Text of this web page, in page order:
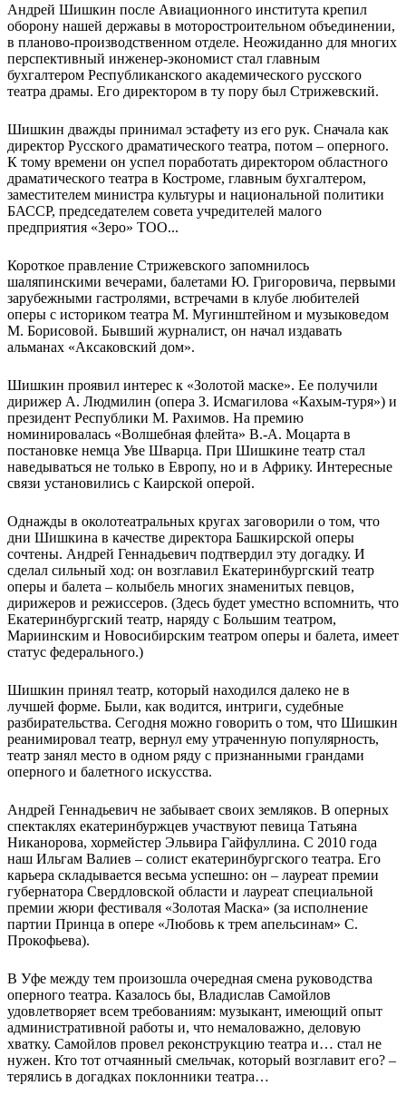
Андрей Шишкин после Авиационного института крепил
оборону нашей державы в моторостроительном объединении,
в планово-производственном отделе. Неожиданно для многих
перспективный инженер-экономист стал главным
бухгалтером Республиканского академического русского
театра драмы. Его директором в ту пору был Стрижевский.
Шишкин дважды принимал эстафету из его рук. Сначала как
директор Русского драматического театра, потом – оперного.
К тому времени он успел поработать директором областного
драматического театра в Костроме, главным бухгалтером,
заместителем министра культуры и национальной политики
БАССР, председателем совета учредителей малого
предприятия «Зеро» ТОО...
Короткое правление Стрижевского запомнилось
шаляпинскими вечерами, балетами Ю. Григоровича, первыми
зарубежными гастролями, встречами в клубе любителей
оперы с историком театра М. Мугинштейном и музыковедом
М. Борисовой. Бывший журналист, он начал издавать
альманах «Аксаковский дом».
Шишкин проявил интерес к «Золотой маске». Ее получили
дирижер А. Людмилин (опера З. Исмагилова «Кахым-туря») и
президент Республики М. Рахимов. На премию
номинировалась «Волшебная флейта» В.-А. Моцарта в
постановке немца Уве Шварца. При Шишкине театр стал
наведываться не только в Европу, но и в Африку. Интересные
связи установились с Каирской оперой.
Однажды в околотеатральных кругах заговорили о том, что
дни Шишкина в качестве директора Башкирской оперы
сочтены. Андрей Геннадьевич подтвердил эту догадку. И
сделал сильный ход: он возглавил Екатеринбургский театр
оперы и балета – колыбель многих знаменитых певцов,
дирижеров и режиссеров. (Здесь будет уместно вспомнить, что
Екатеринбургский театр, наряду с Большим театром,
Мариинским и Новосибирским театром оперы и балета, имеет
статус федерального.)
Шишкин принял театр, который находился далеко не в
лучшей форме. Были, как водится, интриги, судебные
разбирательства. Сегодня можно говорить о том, что Шишкин
реанимировал театр, вернул ему утраченную популярность,
театр занял место в одном ряду с признанными грандами
оперного и балетного искусства.
Андрей Геннадьевич не забывает своих земляков. В оперных
спектаклях екатеринбуржцев участвуют певица Татьяна
Никанорова, хормейстер Эльвира Гайфуллина. С 2010 года
наш Ильгам Валиев – солист екатеринбургского театра. Его
карьера складывается весьма успешно: он – лауреат премии
губернатора Свердловской области и лауреат специальной
премии жюри фестиваля «Золотая Маска» (за исполнение
партии Принца в опере «Любовь к трем апельсинам» С.
Прокофьева).
В Уфе между тем произошла очередная смена руководства
оперного театра. Казалось бы, Владислав Самойлов
удовлетворяет всем требованиям: музыкант, имеющий опыт
административной работы и, что немаловажно, деловую
хватку. Самойлов провел реконструкцию театра и… стал не
нужен. Кто тот отчаянный смельчак, который возглавит его? –
терялись в догадках поклонники театра…